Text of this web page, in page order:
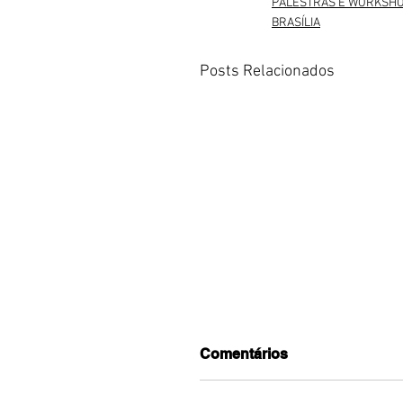
BRASÍLIA
Posts Relacionados
Comentários